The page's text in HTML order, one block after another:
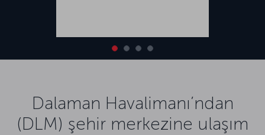
Dalaman Havalimanı’ndan
(DLM) şehir merkezine ulaşım